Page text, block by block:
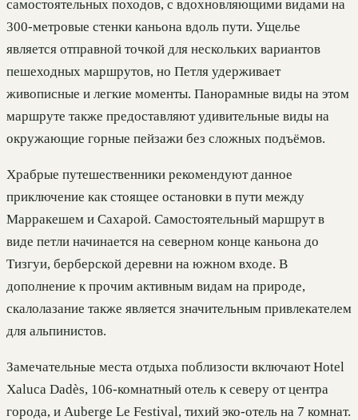
самостоятельных походов, с вдохновляющими видами на
300-метровые стенки каньона вдоль пути. Ущелье
является отправной точкой для нескольких вариантов
пешеходных маршрутов, но Петля удерживает
живописные и легкие моменты. Панорамные виды на этом
маршруте также предоставляют удивительные виды на
окружающие горные пейзажи без сложных подъёмов.
Храбрые путешественники рекомендуют данное
приключение как стоящее остановки в пути между
Марракешем и Сахарой. Самостоятельный маршрут в
виде петли начинается на северном конце каньона до
Тизгуи, берберской деревни на южном входе. В
дополнение к прочим активным видам на природе,
скалолазание также является значительным привлекателем
для альпинистов.
Замечательные места отдыха поблизости включают Hotel
Xaluca Dadès, 106-комнатный отель к северу от центра
города, и Auberge Le Festival, тихий эко-отель на 7 комнат.